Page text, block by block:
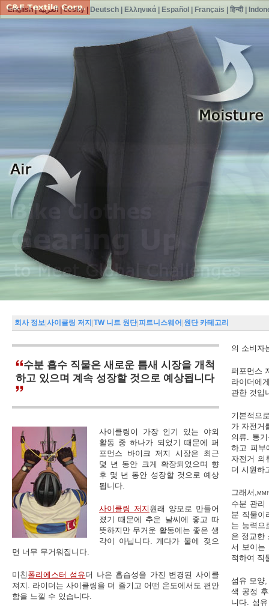
회사 정보 사이클링 저지 TW 니트 원단|피트니스웨어 원단 카테고리
수분 흡수 직물은 새로운 틈새 시장을 개척
하고 있으며 계속 성장할 것으로 예상됩니다
사이클링이 가장 인기 있는 야외
활동 중 하나가 되었기 때문에 퍼
포먼스 바이크 저지 시장은 최근
몇 년 동안 크게 확장되었으며 향
후 몇 년 동안 성장할 것으로 예상
됩니다.
사이클링 저지 원래 양모로 만들어
졌기 때문에 추운 날씨에 좋고 따
뜻하지만 무거운 활동에는 좋은 생
각이 아닙니다. 게다가 물에 젖으
면 너무 무거워집니다.
미친 폴리에스터 섬유더 나은 흡습성을 가진 변경된 사이클
져지. 라이더는 사이클링을 더 즐기고 어떤 온도에서도 편안
함을 느낄 수 있습니다.
의 소비자
퍼포먼스
라이더에
관한 것입
기본적으
가 자전거
의류. 통
하고 피부
자전거 의
더 시원하
그래서,
수분 관리
분 직물이
는 능력으
은 정교한
서 보이는
적하여 직
섬유 모양
색 공정
니다. 섬
English|العربية|česky| Deutsch| Ελληνικά| Español Français हिन्दी|